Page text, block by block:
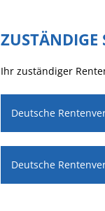
ZUSTÄNDIGE
Ihr zuständiger
Deutsche
Deutsche